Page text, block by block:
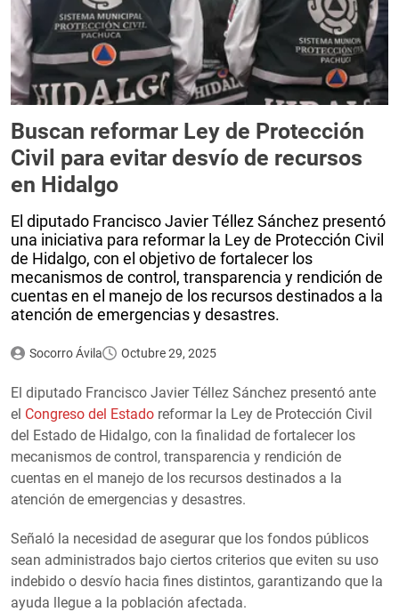
Buscan reformar Ley de Protección
Civil para evitar desvío de recursos
en Hidalgo
El diputado Francisco Javier Téllez Sánchez presentó
una iniciativa para reformar la Ley de Protección Civil
de Hidalgo, con el objetivo de fortalecer los
mecanismos de control, transparencia y rendición de
cuentas en el manejo de los recursos destinados a la
atención de emergencias y desastres.
Socorro Ávila Octubre 29, 2025
El diputado Francisco Javier Téllez Sánchez presentó ante
el Congreso del Estado reformar la Ley de Protección Civil
del Estado de Hidalgo, con la finalidad de fortalecer los
mecanismos de control, transparencia y rendición de
cuentas en el manejo de los recursos destinados a la
atención de emergencias y desastres.
Señaló la necesidad de asegurar que los fondos públicos
sean administrados bajo ciertos criterios que eviten su uso
indebido o desvío hacia fines distintos, garantizando que la
ayuda llegue a la población afectada.